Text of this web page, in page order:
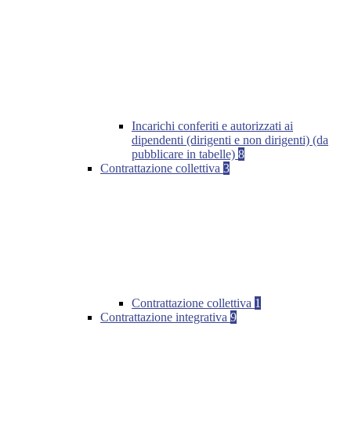
Incarichi conferiti e autorizzati ai
dipendenti (dirigenti e non dirigenti) (da
pubblicare in tabelle) 8
Contrattazione collettiva 3
Contrattazione collettiva 1
Contrattazione integrativa 9